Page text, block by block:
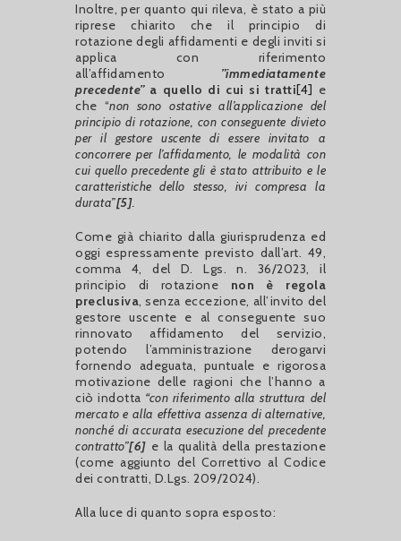
Inoltre, per quanto qui rileva, è stato a più
riprese chiarito che il principio di
rotazione degli affidamenti e degli inviti si
applica con riferimento
all’affidamento ”immediatamente
precedente”a quello di cui si tratti[4] e
che “non sono ostative all’applicazione del
principio di rotazione, con conseguente divieto
per il gestore uscente di essere invitato a
concorrere per l’affidamento, le modalità con
cui quello precedente gli è stato attribuito e le
caratteristiche dello stesso, ivi compresa la
durata”[5].
Come già chiarito dalla giurisprudenza ed
oggi espressamente previsto dall’art. 49,
comma 4, del D. Lgs. n. 36/2023, il
principio di rotazione non è regola
preclusiva, senza eccezione, all’invito del
gestore uscente e al conseguente suo
rinnovato affidamento del servizio,
potendo l’amministrazione derogarvi
fornendo adeguata, puntuale e rigorosa
motivazione delle ragioni che l’hanno a
ciò indotta “con riferimento alla struttura del
mercato e alla effettiva assenza di alternative,
nonché di accurata esecuzione del precedente
contratto”[6] e la qualità della prestazione
(come aggiunto del Correttivo al Codice
dei contratti, D.Lgs. 209/2024).
Alla luce di quanto sopra esposto: